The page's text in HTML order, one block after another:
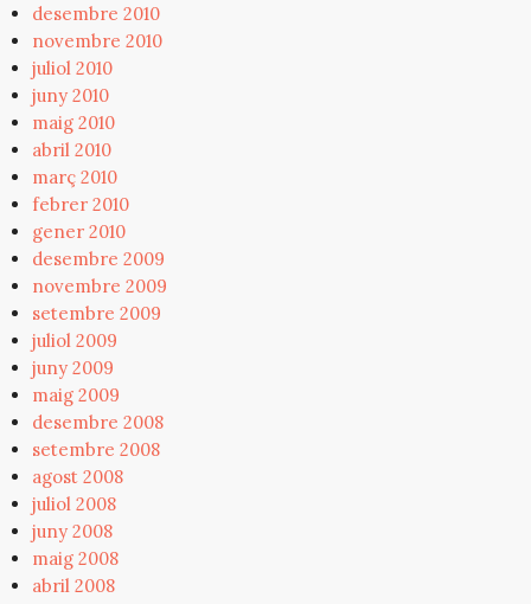
desembre 2010
novembre 2010
juliol 2010
juny 2010
maig 2010
abril 2010
març 2010
febrer 2010
gener 2010
desembre 2009
novembre 2009
setembre 2009
juliol 2009
juny 2009
maig 2009
desembre 2008
setembre 2008
agost 2008
juliol 2008
juny 2008
maig 2008
abril 2008